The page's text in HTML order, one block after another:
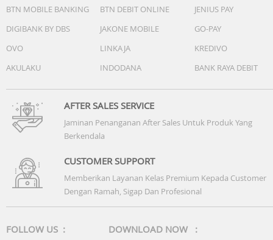
BTN MOBILE BANKING
BTN DEBIT ONLINE
JENIUS PAY
DIGIBANK BY DBS
JAKONE MOBILE
GO-PAY
OVO
LINKAJA
KREDIVO
AKULAKU
INDODANA BANK RAYA DEBIT
AFTER SALES SERVICE
Jaminan Penanganan After Sales Untuk Produk Yang
Berkendala
CUSTOMER SUPPORT
Memberikan Layanan Kelas Premium Kepada Customer
Dengan Ramah, Sigap Dan Profesional
FOLLOW US : DOWNLOAD NOW :